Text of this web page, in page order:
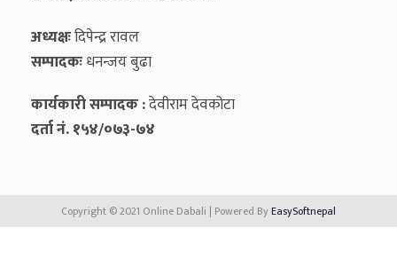
अध्यक्षःदिपेन्द्र रावल
सम्पादकःधनन्‍जय बुढा
कार्यकारी सम्पादक :देवीराम देवकोटा
दर्ता नं. १५४/०७३-७४
Copyright © 2021 Online Dabali | Powered ByEasySoftnepal